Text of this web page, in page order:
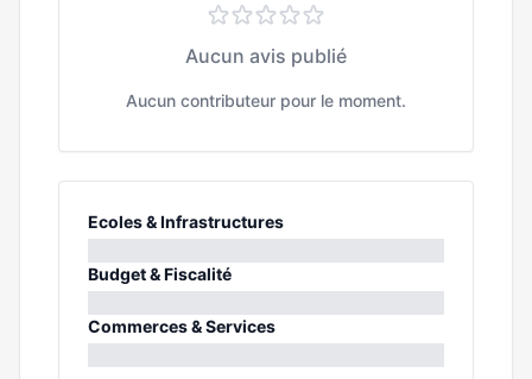
Aucun avis publié
Aucun contributeur pour le moment.
Ecoles & Infrastructures
0%
Budget & Fiscalité
0%
Commerces & Services